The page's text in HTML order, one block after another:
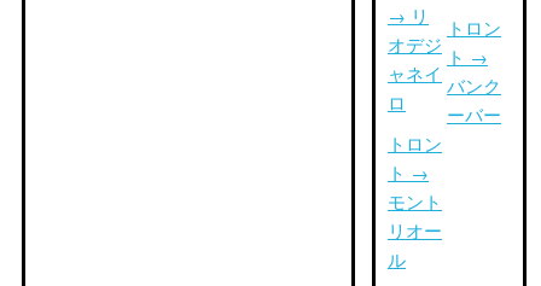
→ リ
オデジ
ャネイ
ロ
トロン
ト →
モント
リオー
ル
トロン
ト →
バンク
ーバー